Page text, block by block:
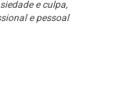
e culpa,
e pessoal